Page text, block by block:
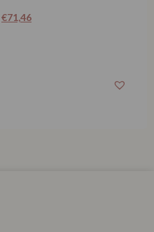
€71,46